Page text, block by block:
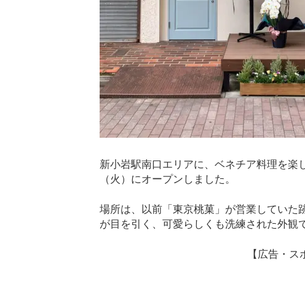
新小岩駅南口エリアに、ベネチア料理を楽
（火）にオープンしました。
場所は、以前「東京桃菓」が営業していた
が目を引く、可愛らしくも洗練された外観
【広告・ス